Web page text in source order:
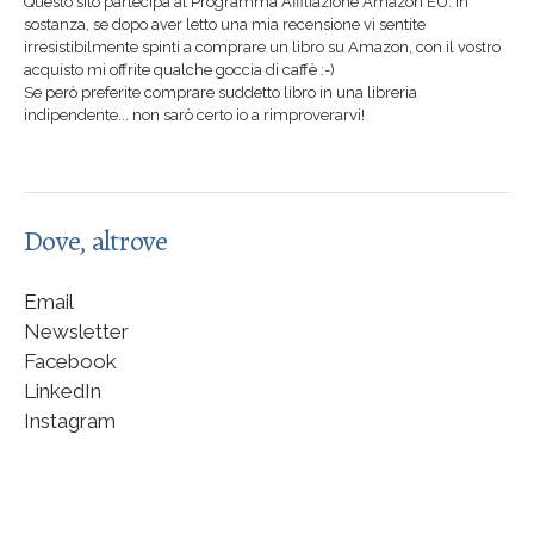
sostanza, se dopo aver letto una mia recensione vi sentite
irresistibilmente spinti a comprare un libro su Amazon, con il vostro
acquisto mi offrite qualche goccia di caffè :-)
Se però preferite comprare suddetto libro in una libreria
indipendente... non sarò certo io a rimproverarvi!
Dove, altrove
Email
Newsletter
Facebook
LinkedIn
Instagram